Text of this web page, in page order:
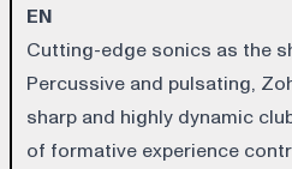
EN
Cutting-edge sonics as the
Percussive and pulsating,
sharp and highly dynamic
of formative experience